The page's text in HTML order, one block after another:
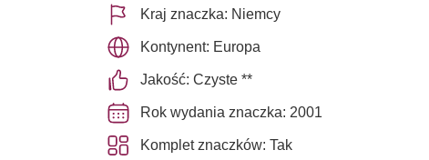
Kraj znaczka: Niemcy
Kontynent: Europa
Jakość: Czyste **
Rok wydania znaczka: 2001
Komplet znaczków: Tak